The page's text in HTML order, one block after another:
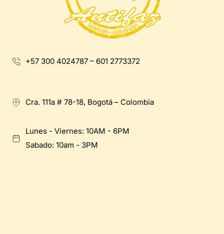
+57 300 4024787 – 601 2773372
Cra. 111a # 78-18, Bogotá – Colombia
Lunes - Viernes: 10AM - 6PM
Sabado: 10am - 3PM